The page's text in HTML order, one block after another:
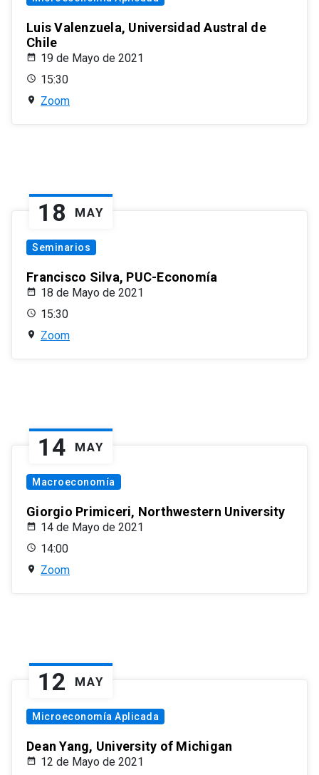
Luis Valenzuela, Universidad Austral de
Chile
19 de Mayo de 2021
15:30
Zoom
18 MAY
Seminarios
Francisco Silva, PUC-Economía
18 de Mayo de 2021
15:30
Zoom
14 MAY
Macroeconomía
Giorgio Primiceri, Northwestern University
14 de Mayo de 2021
14:00
Zoom
12 MAY
Microeconomía Aplicada
Dean Yang, University of Michigan
12 de Mayo de 2021